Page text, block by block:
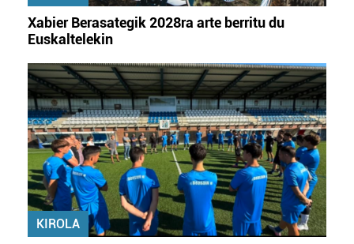
Xabier Berasategik 2028ra arte berritu du
Euskaltelekin
KIROLA